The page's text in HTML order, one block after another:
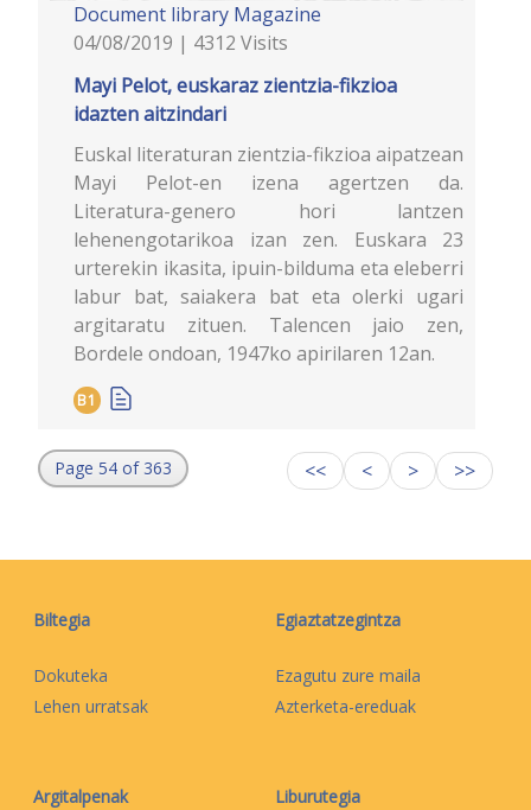
Document library Magazine
04/08/2019 | 4312 Visits
Mayi Pelot, euskaraz zientzia-fikzioa
idazten aitzindari
Euskal literaturan zientzia-fikzioa aipatzean
Mayi Pelot-en izena agertzen da.
Literatura-genero hori lantzen
lehenengotarikoa izan zen. Euskara 23
urterekin ikasita, ipuin-bilduma eta eleberri
labur bat, saiakera bat eta olerki ugari
argitaratu zituen. Talencen jaio zen,
Bordele ondoan, 1947ko apirilaren 12an.
B1
Page 54 of 363 << < > >>
Biltegia
Dokuteka
Lehen urratsak
Egiaztatzegintza
Ezagutu zure maila
Azterketa-ereduak
Argitalpenak Liburutegia